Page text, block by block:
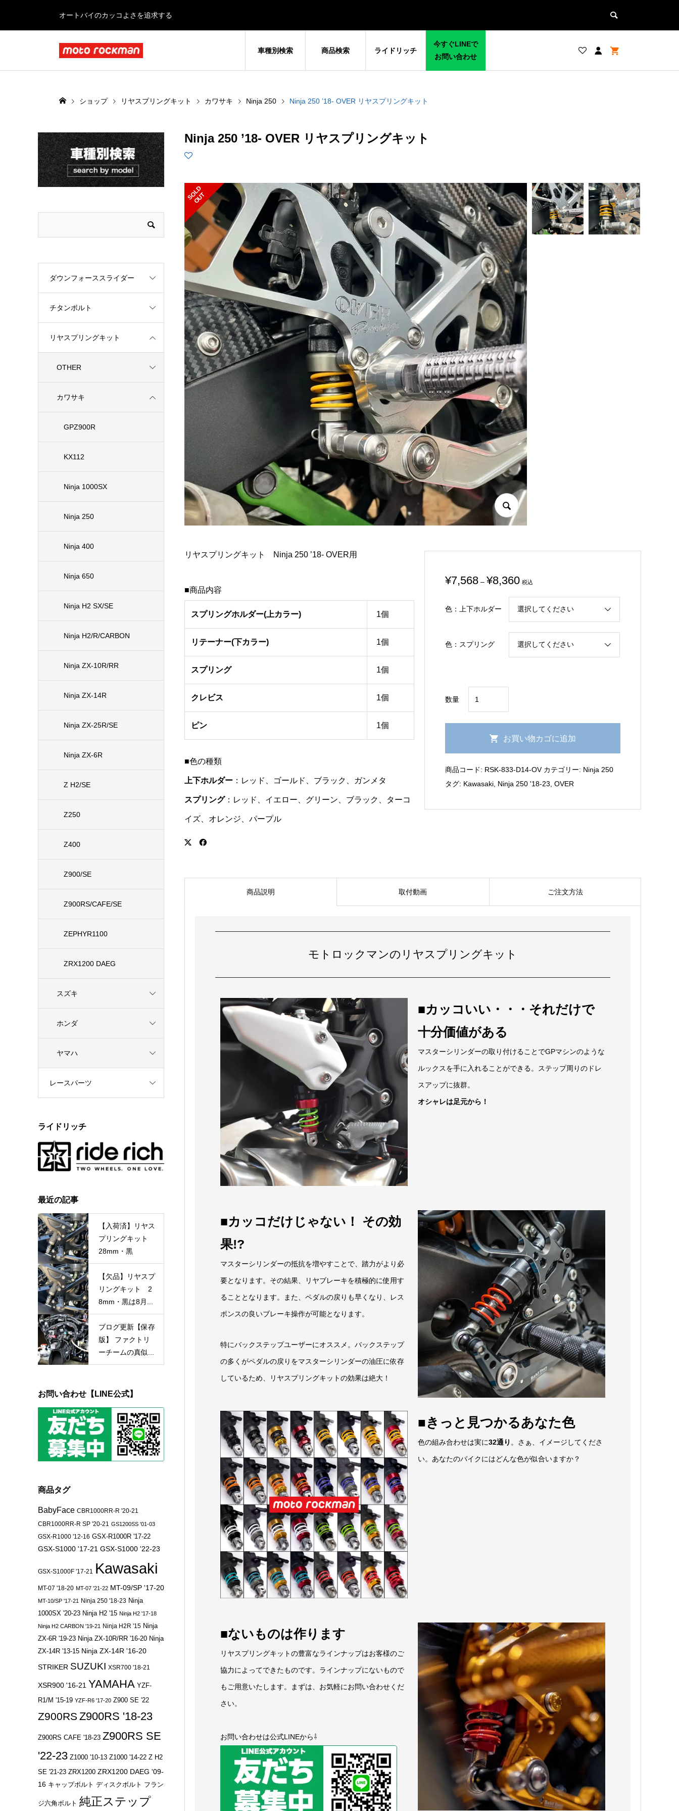
オートバイのカッコよさを追求する
車種別検索 商品検索 ライドリッチ
今すぐLINEで
お問い合わせ
ショップ リヤスプリングキット カワサキ Ninja 250 Ninja 250 ’18- OVER リヤスプリングキット
Ninja 250 ’18- OVER リヤスプリングキット
S
O
L
D
O
U
T
リヤスプリングキット Ninja 250 ’18- OVER用
■商品内容
スプリングホルダー(上カラー) 1個
リテーナー(下カラー) 1個
スプリング 1個
クレビス 1個
ピン 1個
■色の種類
上下ホルダー：レッド、ゴールド、ブラック、ガンメタ
スプリング：レッド、イエロー、グリーン、ブラック、ターコ
イズ、オレンジ、パープル
¥7,568 – ¥8,360価
帯:
–
¥8,360
税込
色：上下ホルダー
色：スプリング
数量
'18-
ト
お買い物カゴに追加
商品コード: RSK-833-D14-OV カテゴリー: Ninja 250
タグ: Kawasaki, Ninja 250 '18-23, OVER
商品説明 取付動画 ご注文方法
モトロックマンのリヤスプリングキット
■カッコいい・・・それだけで
十分価値がある
マスターシリンダーの取り付けることでGPマシンのような
ルックスを手に入れることができる。ステップ周りのドレ
スアップに抜群。
オシャレは足元から！
■カッコだけじゃない！ その効
果!?
マスターシリンダーの抵抗を増やすことで、踏力がより必
要となります。その結果、リヤブレーキを積極的に使用す
ることとなります。また、ペダルの戻りも早くなり、レス
ポンスの良いブレーキ操作が可能となります。
特にバックステップユーザーにオススメ。バックステップ
の多くがペダルの戻りをマスターシリンダーの油圧に依存
しているため、リヤスプリングキットの効果は絶大！
■きっと見つかるあなた色
色の組み合わせは実に32通り 。さぁ、イメージしてくださ
い。あなたのバイクにはどんな色が似合いますか？
■ないものは作ります
リヤスプリングキットの豊富なラインナップはお客様のご
協力によってできたものです。ラインナップにないもので
もご用意いたします。まずは、お気軽にお問い合わせくだ
さい。
お問い合わせは公式LINEから⇩
ダウンフォーススライダー
チタンボルト
リヤスプリングキット
OTHER
カワサキ
GPZ900R
KX112
Ninja 1000SX
Ninja 250
Ninja 400
Ninja 650
Ninja H2 SX/SE
Ninja H2/R/CARBON
Ninja ZX-10R/RR
Ninja ZX-14R
Ninja ZX-25R/SE
Ninja ZX-6R
Z H2/SE
Z250
Z400
Z900/SE
Z900RS/CAFE/SE
ZEPHYR1100
ZRX1200 DAEG
スズキ
ホンダ
ヤマハ
レースパーツ
ライドリッチ
最近の記事
【入荷済】リヤス
プリングキット
28mm・黒
【欠品】リヤスプ
リングキット 2
8mm・黒は8月...
ブログ更新【保存
版】 ファクトリ
ーチームの真似...
お問い合わせ【LINE公式】
商品タグ
BabyFace CBR1000RR-R '20-21
CBR1000RR-R SP '20-21
GS1200SS '01-03
GSX-R1000 '12-16 GSX-R1000R '17-22
GSX-S1000 '17-21 GSX-S1000 '22-23
GSX-S1000F '17-21 Kawasaki
MT-07 '18-20 MT-07 '21-22 MT-09/SP '17-20
MT-10/SP '17-21 Ninja 250 '18-23 Ninja
1000SX '20-23 Ninja H2 '15 Ninja H2 '17-18
Ninja H2 CARBON '19-21 Ninja H2R '15 Ninja
ZX-6R '19-23 Ninja ZX-10R/RR '16-20 Ninja
ZX-14R '13-15 Ninja ZX-14R '16-20
STRIKER SUZUKI XSR700 '18-21
XSR900 '16-21 YAMAHA YZF-
R1/M '15-19 YZF-R6 '17-20 Z900 SE '22
Z900RS Z900RS '18-23
Z900RS CAFE '18-23 Z900RS SE
'22-23 Z1000 '10-13 Z1000 '14-22 Z H2
SE '21-23 ZRX1200 ZRX1200 DAEG '09-
16 キャップボルト ディスクボルト フラン
ジ六角ボルト 純正ステップ